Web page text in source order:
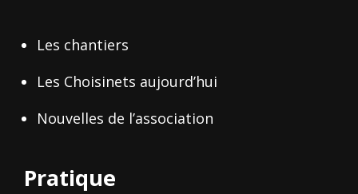
Les chantiers
Les Choisinets aujourd’hui
Nouvelles de l’association
Pratique